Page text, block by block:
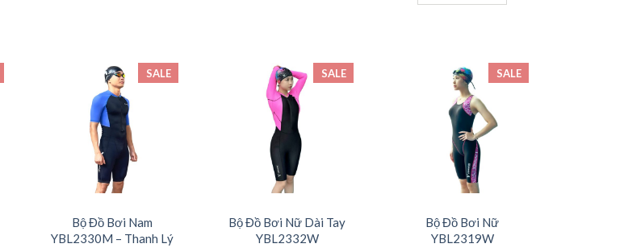
SALE
Bộ Đồ Bơi Nam
YBL2330M – Thanh Lý
SALE
Bộ Đồ Bơi Nữ Dài Tay
YBL2332W
SALE
Bộ Đồ Bơi Nữ
YBL2319W